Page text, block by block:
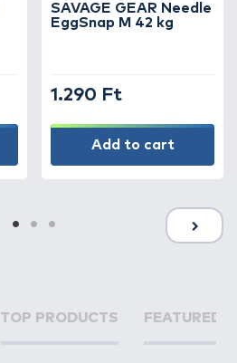
SAVAGE GEAR Needle
EggSnap M 42 kg
1.290 Ft
Add to cart
TOP PRODUCTS FEATURED